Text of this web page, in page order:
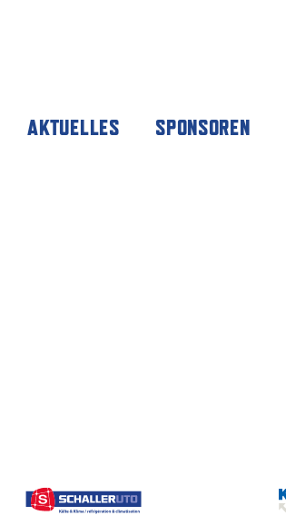
AKTUELLES SPONSOREN